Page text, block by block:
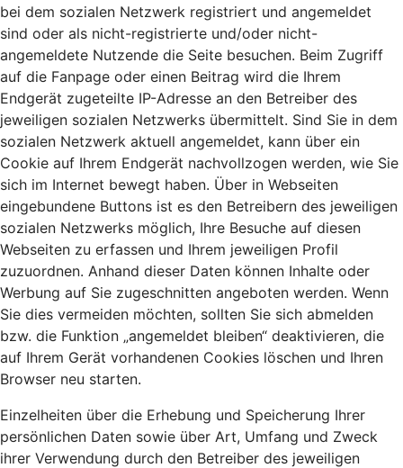
bei dem sozialen Netzwerk registriert und angemeldet
sind oder als nicht-registrierte und/oder nicht-
angemeldete Nutzende die Seite besuchen. Beim Zugriff
auf die Fanpage oder einen Beitrag wird die Ihrem
Endgerät zugeteilte IP-Adresse an den Betreiber des
jeweiligen sozialen Netzwerks übermittelt. Sind Sie in dem
sozialen Netzwerk aktuell angemeldet, kann über ein
Cookie auf Ihrem Endgerät nachvollzogen werden, wie Sie
sich im Internet bewegt haben. Über in Webseiten
eingebundene Buttons ist es den Betreibern des jeweiligen
sozialen Netzwerks möglich, Ihre Besuche auf diesen
Webseiten zu erfassen und Ihrem jeweiligen Profil
zuzuordnen. Anhand dieser Daten können Inhalte oder
Werbung auf Sie zugeschnitten angeboten werden. Wenn
Sie dies vermeiden möchten, sollten Sie sich abmelden
bzw. die Funktion „angemeldet bleiben“ deaktivieren, die
auf Ihrem Gerät vorhandenen Cookies löschen und Ihren
Browser neu starten.
Einzelheiten über die Erhebung und Speicherung Ihrer
persönlichen Daten sowie über Art, Umfang und Zweck
ihrer Verwendung durch den Betreiber des jeweiligen